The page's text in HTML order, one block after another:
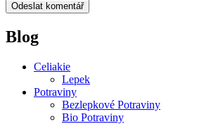
Blog
Celiakie
Lepek
Potraviny
Bezlepkové Potraviny
Bio Potraviny